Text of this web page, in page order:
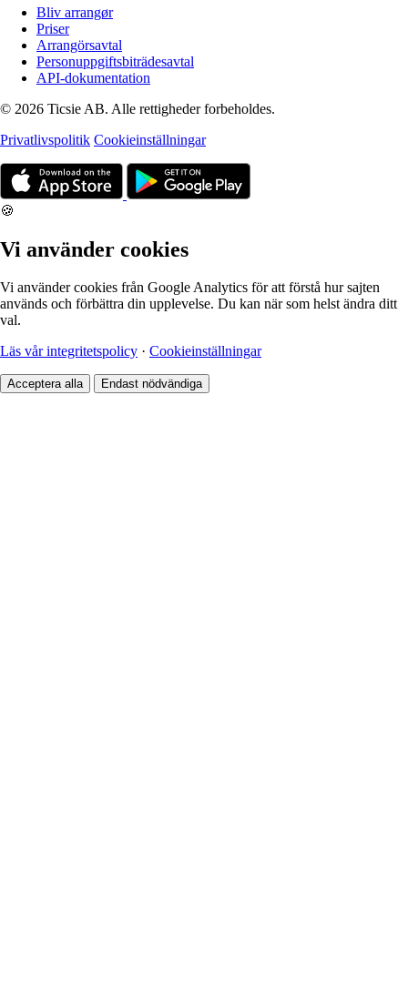
Bliv arrangør
Priser
Arrangörsavtal
Personuppgiftsbiträdesavtal
API-dokumentation
© 2026 Ticsie AB. Alle rettigheder forbeholdes.
Privatlivspolitik Cookieinställningar
🍪
Vi använder cookies
Vi använder cookies från Google Analytics för att förstå hur sajten
används och förbättra din upplevelse. Du kan när som helst ändra ditt
val.
Läs vår integritetspolicy · Cookieinställningar
Acceptera alla Endast nödvändiga